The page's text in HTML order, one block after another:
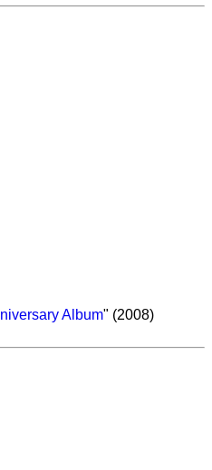
Album" (2008)